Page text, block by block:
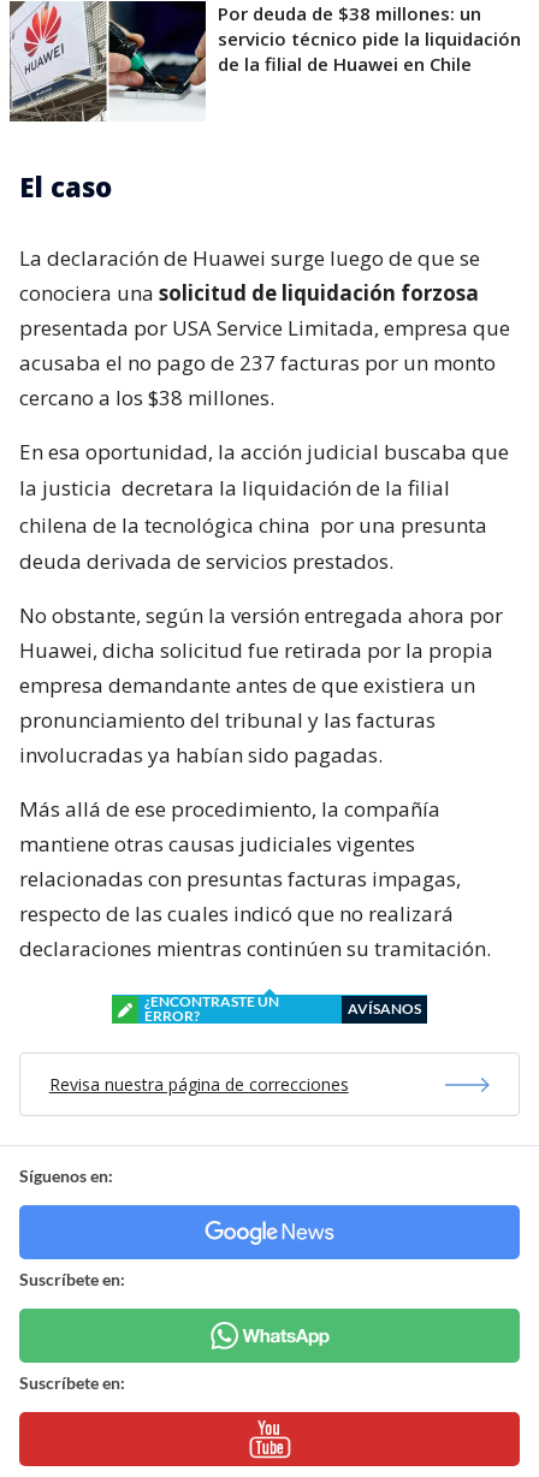
Por deuda de $38 millones: un
servicio técnico pide la liquidación
de la filial de Huawei en Chile
El caso
La declaración de Huawei surge luego de que se
conociera una solicitud de liquidación forzosa
presentada por USA Service Limitada, empresa que
acusaba el no pago de 237 facturas por un monto
cercano a los $38 millones.
En esa oportunidad, la acción judicial buscaba que
la justicia decretara la liquidación de la filial
chilena de la tecnológica china por una presunta
deuda derivada de servicios prestados.
No obstante, según la versión entregada ahora por
Huawei, dicha solicitud fue retirada por la propia
empresa demandante antes de que existiera un
pronunciamiento del tribunal y las facturas
involucradas ya habían sido pagadas.
Más allá de ese procedimiento, la compañía
mantiene otras causas judiciales vigentes
relacionadas con presuntas facturas impagas,
respecto de las cuales indicó que no realizará
declaraciones mientras continúen su tramitación.
¿ENCONTRASTE UN
ERROR?
AVÍSANOS
Revisa nuestra página de correcciones
Síguenos en:
Suscríbete en:
Suscríbete en: